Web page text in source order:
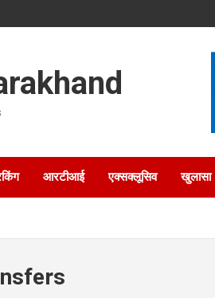
आरटीआई एक्सक्लूसिव खुलासा